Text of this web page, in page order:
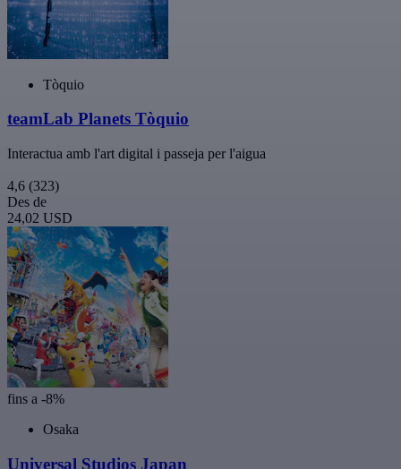
Tòquio
teamLab Planets Tòquio
Interactua amb l'art digital i passeja per l'aigua
4,6 (323)
Des de
24,02 USD
fins a -8%
Osaka
Universal Studios Japan